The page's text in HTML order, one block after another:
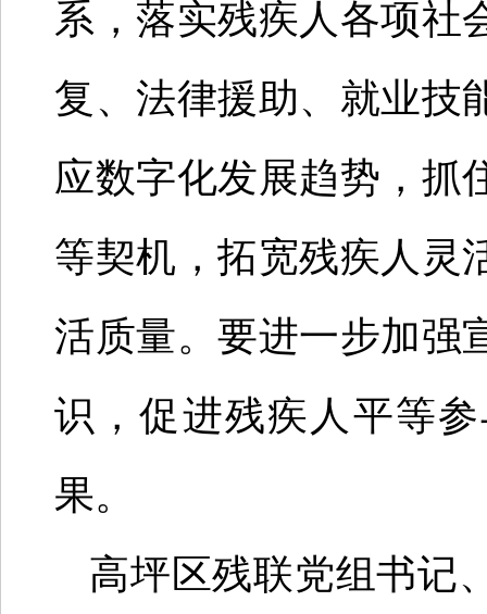
系，落实残疾人各项社
复、法律援助、就业技
应数字化发展趋势，抓
等契机，拓宽残疾人灵
活质量。要进一步加强
识，促进残疾人平等
果。
高坪区残联党组书记